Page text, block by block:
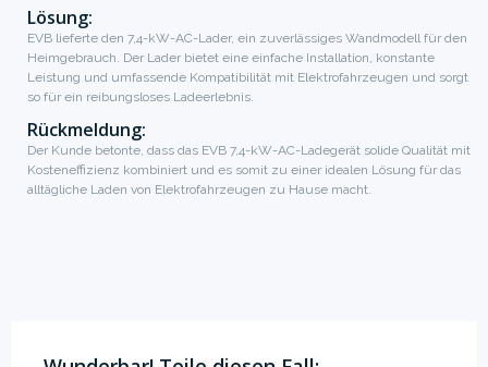
Lösung:
EVB lieferte den 7,4-kW-AC-Lader, ein zuverlässiges Wandmodell für den
Heimgebrauch. Der Lader bietet eine einfache Installation, konstante
Leistung und umfassende Kompatibilität mit Elektrofahrzeugen und sorgt
so für ein reibungsloses Ladeerlebnis.
Rückmeldung:
Der Kunde betonte, dass das EVB 7,4-kW-AC-Ladegerät solide Qualität mit
Kosteneffizienz kombiniert und es somit zu einer idealen Lösung für das
alltägliche Laden von Elektrofahrzeugen zu Hause macht.